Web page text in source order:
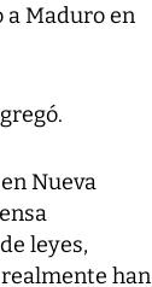
a Maduro en
Nueva
leyes,
han